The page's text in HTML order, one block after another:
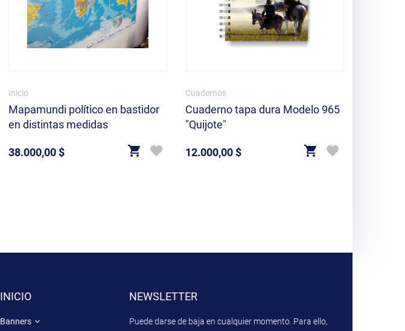
Inicio
Mapamundi político en bastidor
en distintas medidas
Precio
38.000,00 $
Cuadernos
Cuaderno tapa dura Modelo 965
"Quijote"
Precio
12.000,00 $
INICIO
Banners
NEWSLETTER
Puede darse de baja en cualquier momento. Para ello,